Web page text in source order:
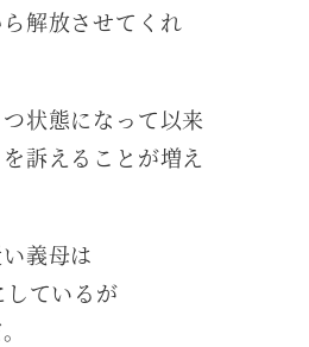
解放させてくれ
状態になって以来
訴えることが増え
義母は
ているが